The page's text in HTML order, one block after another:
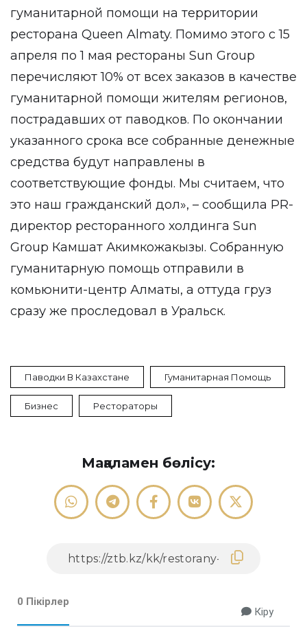
гуманитарной помощи на территории
ресторана Queen Almaty. Помимо этого с 15
апреля по 1 мая рестораны Sun Group
перечисляют 10% от всех заказов в качестве
гуманитарной помощи жителям регионов,
пострадавших от паводков. По окончании
указанного срока все собранные денежные
средства будут направлены в
соответствующие фонды. Мы считаем, что
это наш гражданский дол», – сообщила PR-
директор ресторанного холдинга Sun
Group Камшат Акимкожакызы. Собранную
гуманитарную помощь отправили в
комьюнити-центр Алматы, а оттуда груз
сразу же проследовал в Уральск.
Паводки В Казахстане Гуманитарная Помощь
Бизнес Рестораторы
Мақаламен бөлісу:
0 Пікірлер
Кіру